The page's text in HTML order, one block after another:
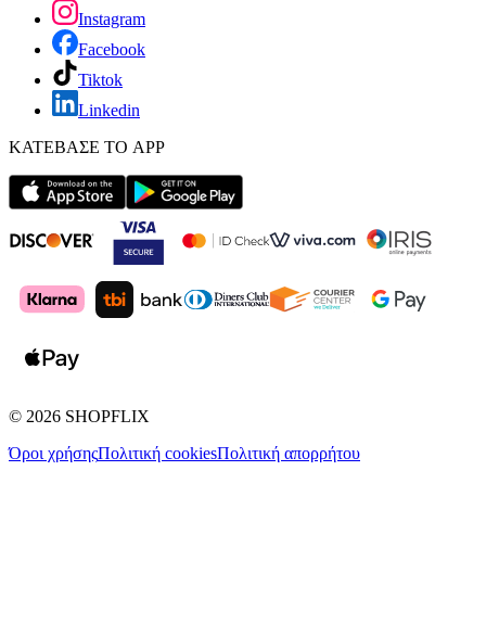
Instagram
Facebook
Tiktok
Linkedin
ΚΑΤΕΒΑΣΕ ΤΟ APP
© 2026 SHOPFLIX
Όροι χρήσηςΠολιτική cookiesΠολιτική απορρήτου